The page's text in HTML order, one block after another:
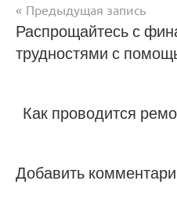
Навигация
по
Предыдущая запись
Распрощайтесь с
трудностями с
Как проводится
Добавить